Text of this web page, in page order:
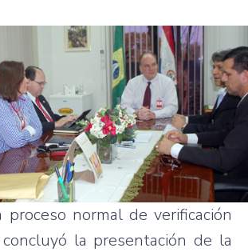
normal de verificación
la presentación de la